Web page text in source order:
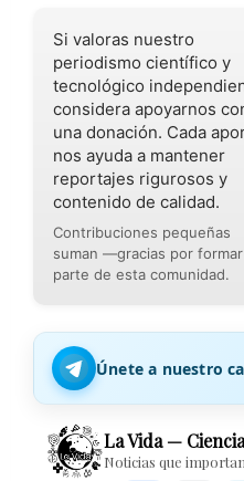
Si valoras nuestro
periodismo científico y
tecnológico
considera apoyarnos
una donación. Cada
nos ayuda a mantener
reportajes rigurosos y
contenido de calidad.
Contribuciones pequeñas
suman —gracias por formar
parte de esta comunidad.
Únete a nuestro
La Vida —
Noticias que